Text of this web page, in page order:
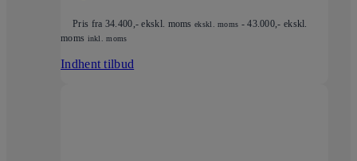
Pris fra 34.400,- ekskl. moms ekskl. moms -43.000,- ekskl.
moms inkl. moms
Indhent tilbud